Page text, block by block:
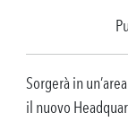
Sorgerà in
il nuovo